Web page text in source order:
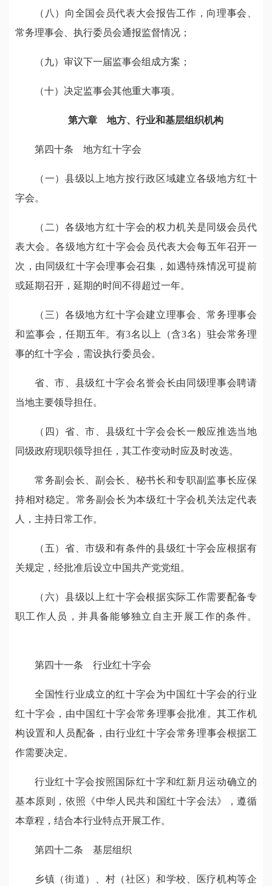
（八）向全国会员代表大会报告工作，向理事会、
常务理事会、执行委员会通报监督情况；
（九）审议下一届监事会组成方案；
（十）决定监事会其他重大事项。
第六章 地方、行业和基层组织机构
第四十条 地方红十字会
（一）县级以上地方按行政区域建立各级地方红十
字会。
（二）各级地方红十字会的权力机关是同级会员代
表大会。各级地方红十字会会员代表大会每五年召开一
次，由同级红十字会理事会召集，如遇特殊情况可提前
或延期召开，延期的时间不得超过一年。
（三）各级地方红十字会建立理事会、常务理事会
和监事会，任期五年。有3名以上（含3名）驻会常务理
事的红十字会，需设执行委员会。
省、市、县级红十字会名誉会长由同级理事会聘请
当地主要领导担任。
（四）省、市、县级红十字会会长一般应推选当地
同级政府现职领导担任，其工作变动时应及时改选。
常务副会长、副会长、秘书长和专职副监事长应保
持相对稳定。常务副会长为本级红十字会机关法定代表
人，主持日常工作。
（五）省、市级和有条件的县级红十字会应根据有
关规定，经批准后设立中国共产党党组。
（六）县级以上红十字会根据实际工作需要配备专
职工作人员，并具备能够独立自主开展工作的条件。
第四十一条 行业红十字会
全国性行业成立的红十字会为中国红十字会的行业
红十字会，由中国红十字会常务理事会批准。其工作机
构设置和人员配备，由行业红十字会常务理事会根据工
作需要决定。
行业红十字会按照国际红十字和红新月运动确立的
基本原则，依照《中华人民共和国红十字会法》，遵循
本章程，结合本行业特点开展工作。
第四十二条 基层组织
乡镇（街道）、村（社区）和学校、医疗机构等企